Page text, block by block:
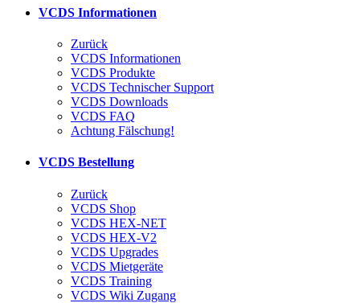
VCDS Informationen
Zurück
VCDS Informationen
VCDS Produkte
VCDS Technischer Support
VCDS Downloads
VCDS FAQ
Achtung Fälschung!
VCDS Bestellung
Zurück
VCDS Shop
VCDS HEX-NET
VCDS HEX-V2
VCDS Upgrades
VCDS Mietgeräte
VCDS Training
VCDS Wiki Zugang